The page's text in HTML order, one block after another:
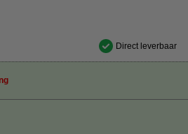
Direct leverbaar